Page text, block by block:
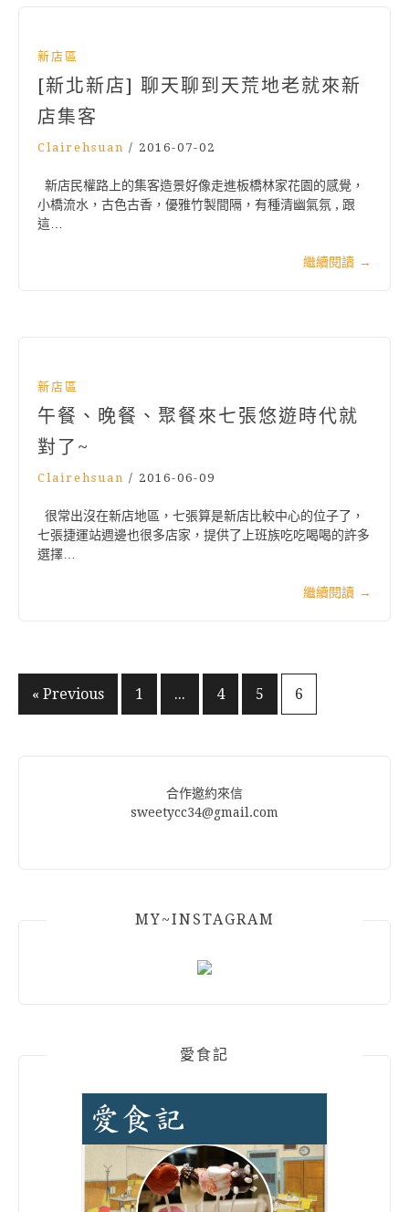
新店區
[新北新店] 聊天聊到天荒地老就來新
店集客
Clairehsuan / 2016-07-02
新店民權路上的集客造景好像走進板橋林家花園的感覺，
小橋流水，古色古香，優雅竹製間隔，有種清幽氣氛 , 跟
這…
繼續閱讀 →
新店區
午餐、晚餐、聚餐來七張悠遊時代就
對了~
Clairehsuan / 2016-06-09
很常出沒在新店地區，七張算是新店比較中心的位子了，
七張捷運站週邊也很多店家，提供了上班族吃吃喝喝的許多
選擇…
繼續閱讀 →
文
« Previous 1 ... 4 5 6
合作邀約來信
sweetycc34@gmail.com
MY~INSTAGRAM
愛食記